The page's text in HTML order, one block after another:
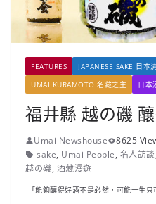
FEATURES JAPANESE SAKE 日本
UMAI KURAMOTO 名藏之主
日本
福井縣 越の磯
Umai Newshouse
8625
sake, Umai People, 名人訪談
越の磯, 酒藏漫遊
「能夠釀得好酒不是必然，可能一生只